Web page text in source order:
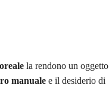
la rendono un oggetto
manualee il desiderio di